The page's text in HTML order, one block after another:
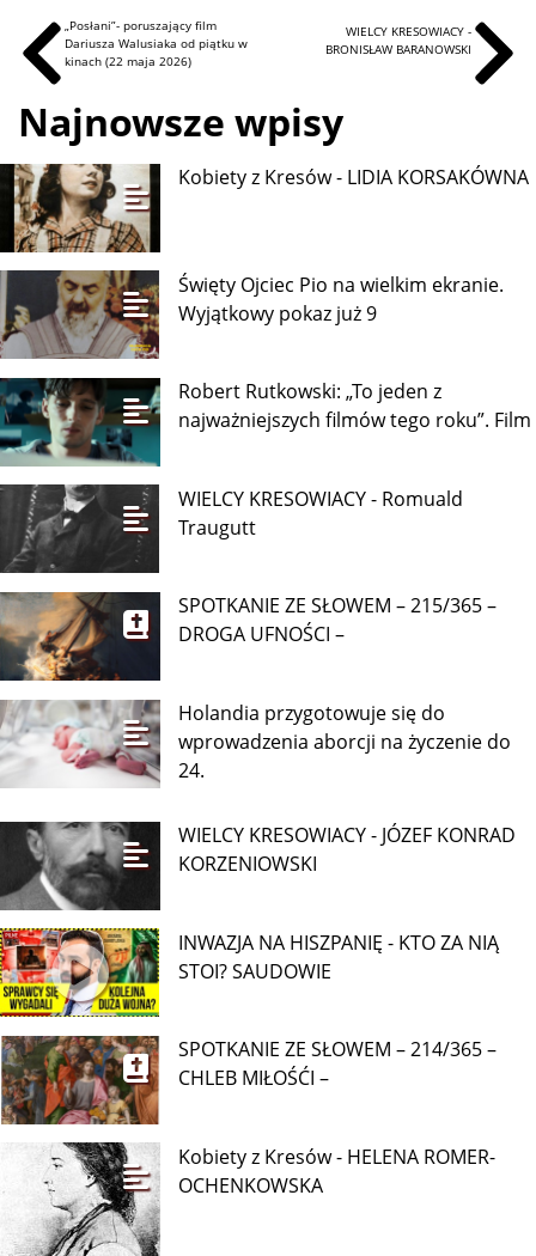
„Posłani”- poruszający film
Dariusza Walusiaka od piątku w
kinach (22 maja 2026)
WIELCY KRESOWIACY -
BRONISŁAW BARANOWSKI
Najnowsze wpisy
Kobiety z Kresów - LIDIA KORSAKÓWNA
Święty Ojciec Pio na wielkim ekranie.
Wyjątkowy pokaz już 9
Robert Rutkowski: „To jeden z
najważniejszych filmów tego roku”. Film
WIELCY KRESOWIACY - Romuald
Traugutt
SPOTKANIE ZE SŁOWEM – 215/365 –
DROGA UFNOŚCI –
Holandia przygotowuje się do
wprowadzenia aborcji na życzenie do
24.
WIELCY KRESOWIACY - JÓZEF KONRAD
KORZENIOWSKI
INWAZJA NA HISZPANIĘ - KTO ZA NIĄ
STOI? SAUDOWIE
SPOTKANIE ZE SŁOWEM – 214/365 –
CHLEB MIŁOŚĆI –
Kobiety z Kresów - HELENA ROMER-
OCHENKOWSKA